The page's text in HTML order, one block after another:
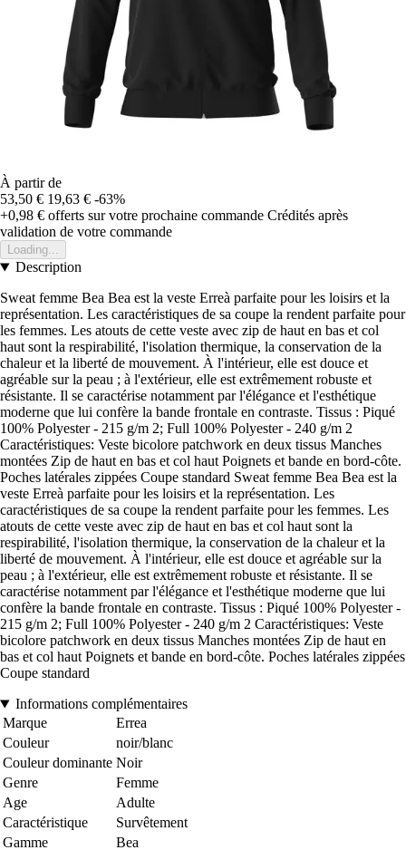
À partir de
53,50 € 19,63 € -63%
+0,98 € offerts sur votre prochaine commande Crédités après
validation de votre commande
Loading...
Description
Sweat femme Bea Bea est la veste Erreà parfaite pour les loisirs et la
représentation. Les caractéristiques de sa coupe la rendent parfaite pour
les femmes. Les atouts de cette veste avec zip de haut en bas et col
haut sont la respirabilité, l'isolation thermique, la conservation de la
chaleur et la liberté de mouvement. À l'intérieur, elle est douce et
agréable sur la peau ; à l'extérieur, elle est extrêmement robuste et
résistante. Il se caractérise notamment par l'élégance et l'esthétique
moderne que lui confère la bande frontale en contraste. Tissus : Piqué
100% Polyester - 215 g/m 2; Full 100% Polyester - 240 g/m 2
Caractéristiques: Veste bicolore patchwork en deux tissus Manches
montées Zip de haut en bas et col haut Poignets et bande en bord-côte.
Poches latérales zippées Coupe standard Sweat femme Bea Bea est la
veste Erreà parfaite pour les loisirs et la représentation. Les
caractéristiques de sa coupe la rendent parfaite pour les femmes. Les
atouts de cette veste avec zip de haut en bas et col haut sont la
respirabilité, l'isolation thermique, la conservation de la chaleur et la
liberté de mouvement. À l'intérieur, elle est douce et agréable sur la
peau ; à l'extérieur, elle est extrêmement robuste et résistante. Il se
caractérise notamment par l'élégance et l'esthétique moderne que lui
confère la bande frontale en contraste. Tissus : Piqué 100% Polyester -
215 g/m 2; Full 100% Polyester - 240 g/m 2 Caractéristiques: Veste
bicolore patchwork en deux tissus Manches montées Zip de haut en
bas et col haut Poignets et bande en bord-côte. Poches latérales zippées
Coupe standard
Informations complémentaires
Marque
Errea
Couleur
noir/blanc
Couleur dominante Noir
Genre
Femme
Age
Adulte
Caractéristique
Survêtement
Gamme
Bea